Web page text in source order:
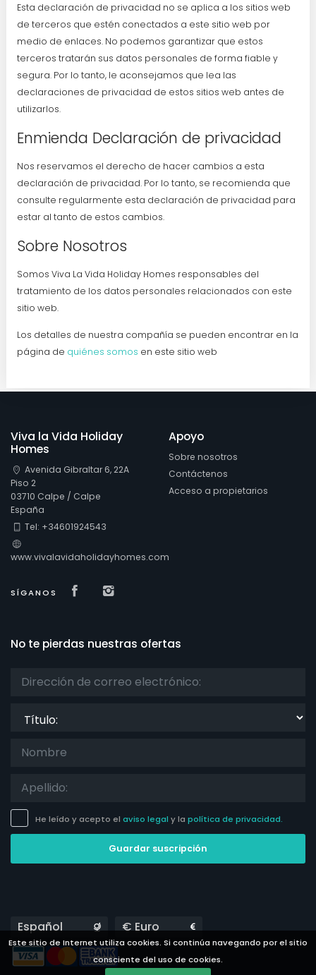
Este sitio de Internet utiliza cookies. Si continúa navegando por el sitio
consciente del uso de cookies.
Esta declaración de privacidad no se aplica a los sitios web
de terceros que estén conectados a este sitio web por
medio de enlaces. No podemos garantizar que estos
terceros tratarán sus datos personales de forma fiable y
segura. Por lo tanto, le aconsejamos que lea las
declaraciones de privacidad de estos sitios web antes de
utilizarlos.
Enmienda Declaración de privacidad
Nos reservamos el derecho de hacer cambios a esta
declaración de privacidad. Por lo tanto, se recomienda que
consulte regularmente esta declaración de privacidad para
estar al tanto de estos cambios.
Sobre Nosotros
Somos Viva La Vida Holiday Homes responsables del
tratamiento de los datos personales relacionados con este
sitio web.
Los detalles de nuestra compañía se pueden encontrar en la
página de quiénes somos en este sitio web
Viva la Vida Holiday
Homes
Avenida Gibraltar 6, 22A
Piso 2
03710 Calpe / Calpe
España
Tel: +34601924543
www.vivalavidaholidayhomes.com
SÍGANOS Visit our Facebook page
Apoyo
Sobre nosotros
Contáctenos
Acceso a propietarios
No te pierdas nuestras ofertas
He leído y acepto el aviso legal y la política de privacidad.
Guardar suscripción
Languages Currencies